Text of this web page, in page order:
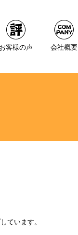
お客様の声 会社概要
ています。